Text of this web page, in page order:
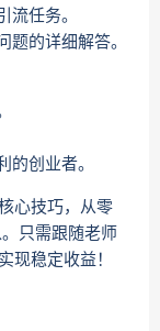
流任务。
题的详细解答。
的创业者。
心技巧，从零
只需跟随老师
现稳定收益！